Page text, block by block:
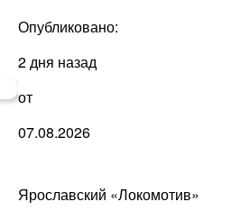
Опубликовано:
2 дня назад
от
07.08.2026
Ярославский «Локомотив»